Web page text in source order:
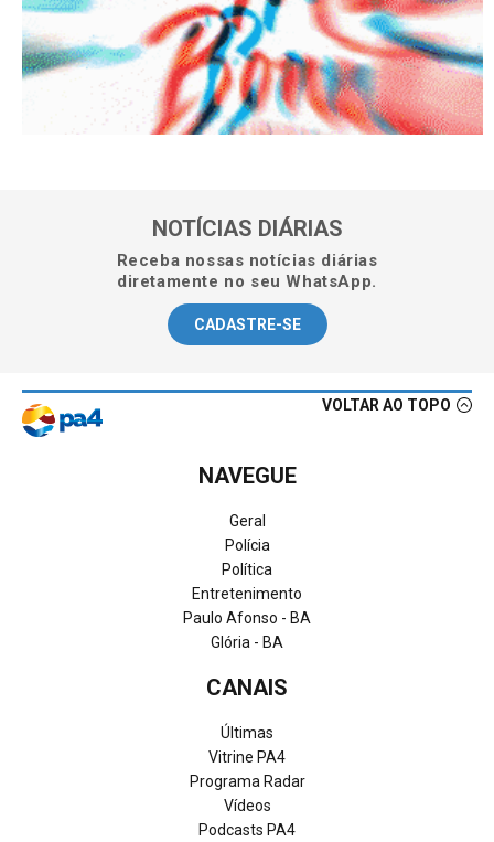
NOTÍCIAS DIÁRIAS
Receba nossas notícias diárias
diretamente no seu WhatsApp.
CADASTRE-SE
VOLTAR AO TOPO
NAVEGUE
Geral
Polícia
Política
Entretenimento
Paulo Afonso - BA
Glória - BA
CANAIS
Últimas
Vitrine PA4
Programa Radar
Vídeos
Podcasts PA4